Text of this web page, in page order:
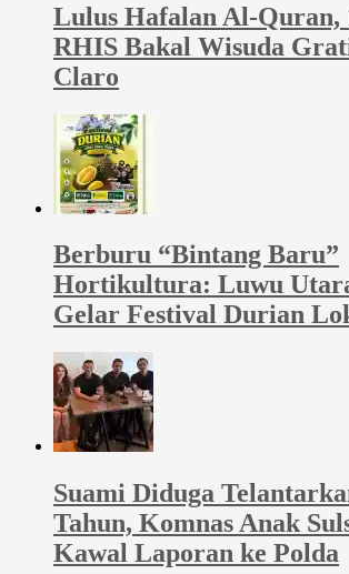
Lulus Hafalan Al-Quran,
RHIS Bakal Wisuda
Claro
Berburu “Bintang Baru”
Hortikultura: Luwu
Gelar Festival Durian
Suami Diduga
Tahun, Komnas Anak
Kawal Laporan ke Polda